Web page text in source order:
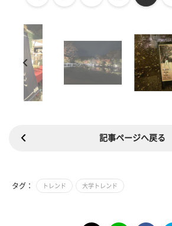
記事ページへ戻る
タグ： トレンド 大学トレンド